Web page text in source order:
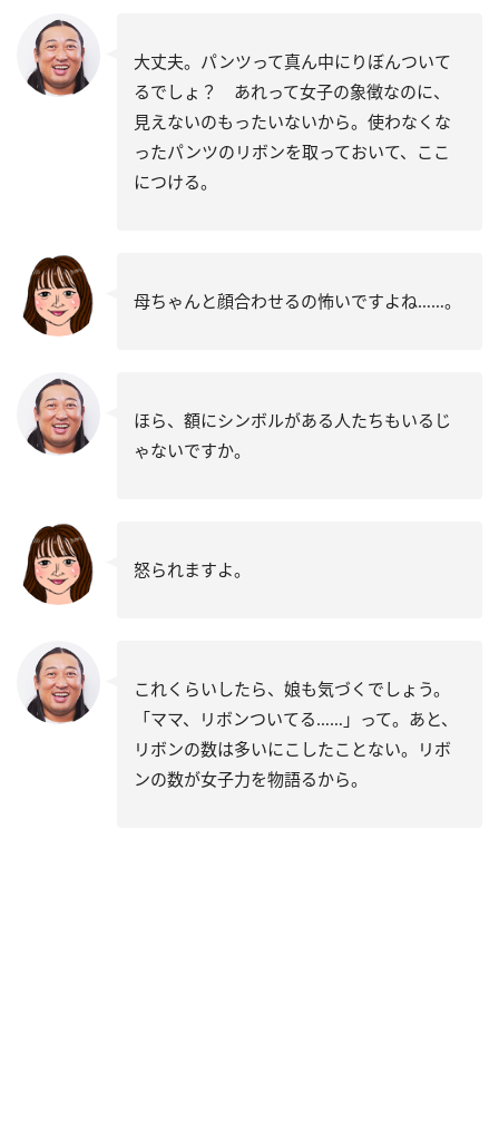
大丈夫。パンツって真ん中にりぼんついて
るでしょ？ あれって女子の象徴なのに、
見えないのもったいないから。使わなくな
ったパンツのリボンを取っておいて、ここ
につける。
母ちゃんと顔合わせるの怖いですよね……。
ほら、額にシンボルがある人たちもいるじ
ゃないですか。
怒られますよ。
これくらいしたら、娘も気づくでしょう。
「ママ、リボンついてる……」って。あと、
リボンの数は多いにこしたことない。リボ
ンの数が女子力を物語るから。